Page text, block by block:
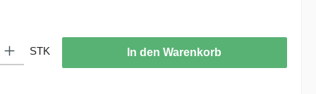
Gib den gewünschten Wert ein oder benutze die Schaltflächen um
STK In den Warenkorb